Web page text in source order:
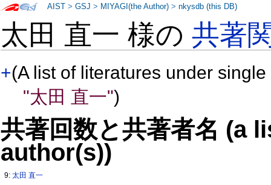
太田 直一 様の共著
+(A list of literatures under
"太田 直一")
共著回数と共著者名 (a
author(s))
9:太田 直一
AIST >GSJ > MIYAGI(the Author) >nkysdb (this DB)